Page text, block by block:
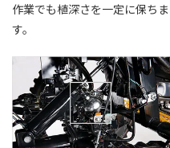
作業でも植深さを一定に保ちま
す。